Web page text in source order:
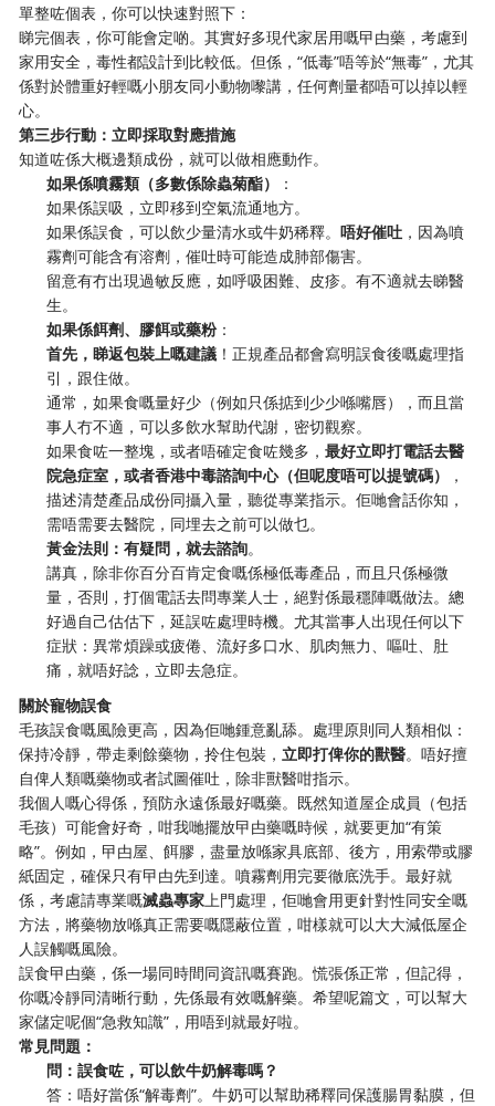
單整咗個表，你可以快速對照下：
睇完個表，你可能會定啲。其實好多現代家居用嘅曱甴藥，考慮到
家用安全，毒性都設計到比較低。但係，“低毒”唔等於“無毒”，尤其
係對於體重好輕嘅小朋友同小動物嚟講，任何劑量都唔可以掉以輕
心。
第三步行動：立即採取對應措施
知道咗係大概邊類成份，就可以做相應動作。
如果係噴霧類（多數係除蟲菊酯）
：
如果係誤吸，立即移到空氣流通地方。
如果係誤食，可以飲少量清水或牛奶稀釋。唔好催吐 ，因為噴
霧劑可能含有溶劑，催吐時可能造成肺部傷害。
留意有冇出現過敏反應，如呼吸困難、皮疹。有不適就去睇醫
生。
如果係餌劑、膠餌或藥粉：
首先，睇返包裝上嘅建議 ！正規產品都會寫明誤食後嘅處理指
引，跟住做。
通常，如果食嘅量好少（例如只係掂到少少喺嘴唇），而且當
事人冇不適，可以多飲水幫助代謝，密切觀察。
如果食咗一整塊，或者唔確定食咗幾多，最好立即打電話去醫
院急症室，或者香港中毒諮詢中心（但呢度唔可以提號碼）
，
描述清楚產品成份同攝入量，聽從專業指示。佢哋會話你知，
需唔需要去醫院，同埋去之前可以做乜。
黃金法則：有疑問，就去諮詢。
講真，除非你百分百肯定食嘅係極低毒產品，而且只係極微
量，否則，打個電話去問專業人士，絕對係最穩陣嘅做法。總
好過自己估估下，延誤咗處理時機。尤其當事人出現任何以下
症狀：異常煩躁或疲倦、流好多口水、肌肉無力、嘔吐、肚
痛，就唔好諗，立即去急症。
關於寵物誤食
毛孩誤食嘅風險更高，因為佢哋鍾意亂舔。處理原則同人類相似：
保持冷靜，帶走剩餘藥物，拎住包裝，立即打俾你的獸醫。唔好擅
自俾人類嘅藥物或者試圖催吐，除非獸醫咁指示。
我個人嘅心得係，預防永遠係最好嘅藥。既然知道屋企成員（包括
毛孩）可能會好奇，咁我哋擺放曱甴藥嘅時候，就要更加“有策
略”。例如，曱甴屋、餌膠，盡量放喺家具底部、後方，用索帶或膠
紙固定，確保只有曱甴先到達。噴霧劑用完要徹底洗手。最好就
係，考慮請專業嘅滅蟲專家上門處理，佢哋會用更針對性同安全嘅
方法，將藥物放喺真正需要嘅隱蔽位置，咁樣就可以大大減低屋企
人誤觸嘅風險。
誤食曱甴藥，係一場同時間同資訊嘅賽跑。慌張係正常，但記得，
你嘅冷靜同清晰行動，先係最有效嘅解藥。希望呢篇文，可以幫大
家儲定呢個“急救知識”，用唔到就最好啦。
常見問題：
問：誤食咗，可以飲牛奶解毒嗎？
答：唔好當係“解毒劑”。牛奶可以幫助稀釋同保護腸胃黏膜，但